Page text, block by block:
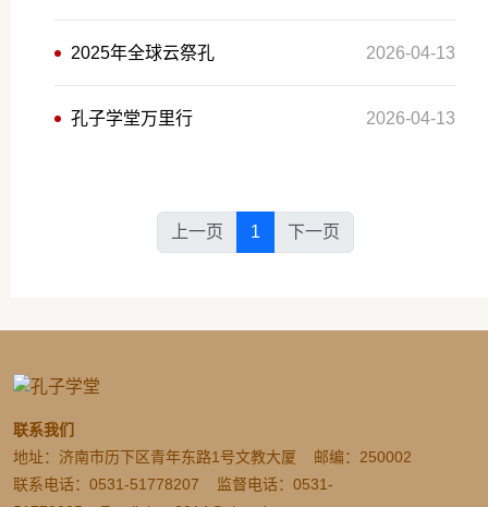
2025年全球云祭孔 2026-04-13
孔子学堂万里行 2026-04-13
上一页 1 下一页
联系我们
地址：济南市历下区青年东路1号文教大厦 邮编：250002
联系电话：0531-51778207 监督电话：0531-